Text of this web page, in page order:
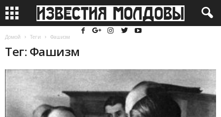
Домой Теги Фашизм
Тег: Фашизм